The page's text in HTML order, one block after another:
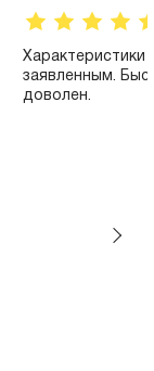
Характеристики
заявленным.
доволен.